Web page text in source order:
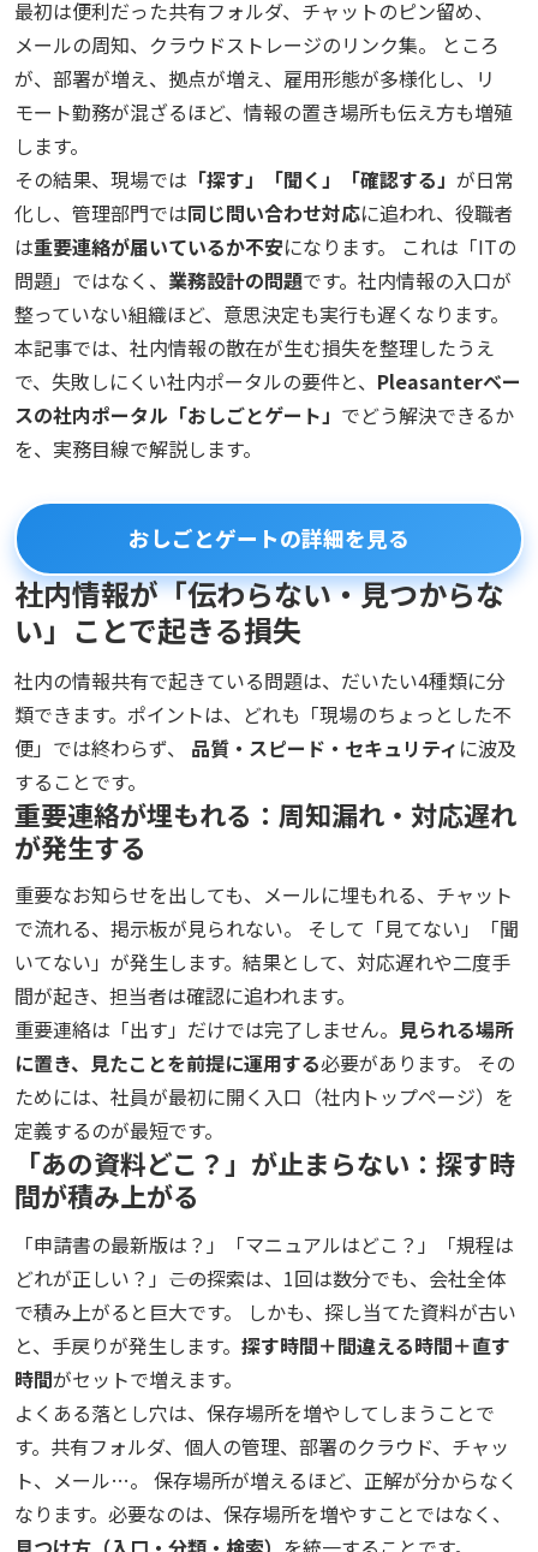
最初は便利だった共有フォルダ、チャットのピン留め、
メールの周知、クラウドストレージのリンク集。 ところ
が、部署が増え、拠点が増え、雇用形態が多様化し、リ
モート勤務が混ざるほど、情報の置き場所も伝え方も増殖
します。
その結果、現場では 「探す」「聞く」「確認する」 が日常
化し、管理部門では同じ問い合わせ対応に追われ、役職者
は重要連絡が届いているか不安になります。 これは「ITの
問題」ではなく、 業務設計の問題です。社内情報の入口が
整っていない組織ほど、意思決定も実行も遅くなります。
本記事では、社内情報の散在が生む損失を整理したうえ
で、失敗しにくい社内ポータルの要件と、 Pleasanterベー
スの社内ポータル「おしごとゲート」 でどう解決できるか
を、実務目線で解説します。
おしごとゲートの詳細を見る
社内情報が「伝わらない・見つからな
い」ことで起きる損失
社内の情報共有で起きている問題は、だいたい4種類に分
類できます。ポイントは、どれも「現場のちょっとした不
便」では終わらず、 品質・スピード・セキュリティ に波及
することです。
重要連絡が埋もれる：周知漏れ・対応遅れ
が発生する
重要なお知らせを出しても、メールに埋もれる、チャット
で流れる、掲示板が見られない。 そして「見てない」「聞
いてない」が発生します。結果として、対応遅れや二度手
間が起き、担当者は確認に追われます。
重要連絡は「出す」だけでは完了しません。 見られる場所
に置き、見たことを前提に運用する必要があります。 その
ためには、社員が最初に開く入口（社内トップページ）を
定義するのが最短です。
「あの資料どこ？」が止まらない：探す時
間が積み上がる
「申請書の最新版は？」「マニュアルはどこ？」「規程は
どれが正しい？」――この探索は、1回は数分でも、会社全体
で積み上がると巨大です。 しかも、探し当てた資料が古い
と、手戻りが発生します。 探す時間＋間違える時間＋直す
時間がセットで増えます。
よくある落とし穴は、保存場所を増やしてしまうことで
す。共有フォルダ、個人の管理、部署のクラウド、チャッ
ト、メール…。 保存場所が増えるほど、正解が分からなく
なります。必要なのは、保存場所を増やすことではなく、